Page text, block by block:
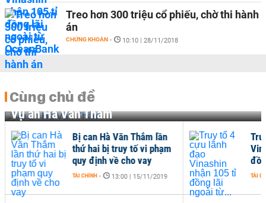
Treo hơn 300 triệu cổ phiếu, chờ thi hành
án
CHỨNG KHOÁN - 10:10 | 28/11/2018
Cùng chủ đề
Vụ án Hà Văn Thắm
Bị can Hà Văn Thắm lần
thứ hai bị truy tố vi phạm
quy định về cho vay
TÀI CHÍNH - 13:00 | 15/11/2019 TÀI